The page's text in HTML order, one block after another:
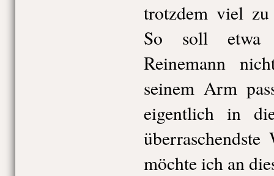
trotzdem viel zu
So soll etwa
Reinemann
seinem Arm
eigentlich in
möchte ich an